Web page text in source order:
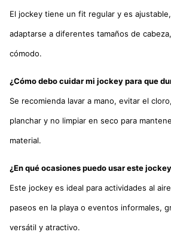
El jockey tiene un fit regular y es
adaptarse a diferentes tamaños de
cómodo.
¿Cómo debo cuidar mi jockey para que
Se recomienda lavar a mano, evitar el
planchar y no limpiar en seco para
material.
¿En qué ocasiones puedo usar este
Este jockey es ideal para actividades al
paseos en la playa o eventos informales,
versátil y atractivo.